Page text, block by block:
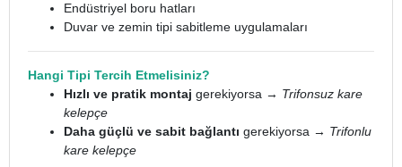
Endüstriyel boru hatları
Duvar ve zemin tipi sabitleme uygulamaları
Hangi Tipi Tercih Etmelisiniz?
Hızlı ve pratik montaj gerekiyorsa → Trifonsuz kare
kelepçe
Daha güçlü ve sabit bağlantı gerekiyorsa → Trifonlu
kare kelepçe